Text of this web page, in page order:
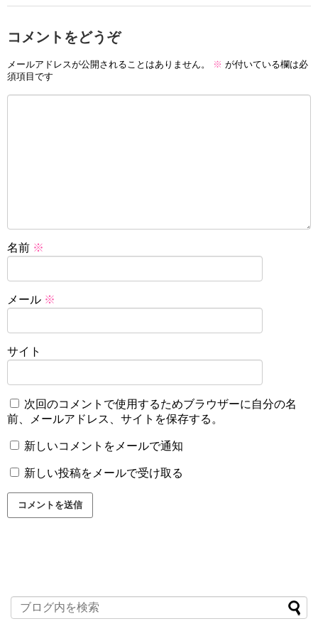
コメントをどうぞ
メールアドレスが公開されることはありません。 ※ が付いている欄は必
須項目です
名前 ※
メール ※
サイト
次回のコメントで使用するためブラウザーに自分の名
前、メールアドレス、サイトを保存する。
新しいコメントをメールで通知
新しい投稿をメールで受け取る